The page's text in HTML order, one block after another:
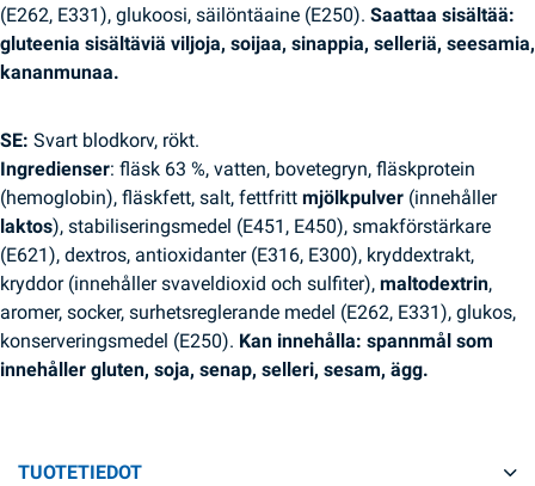
(E262, E331), glukoosi, säilöntäaine (E250). Saattaa sisältää:
gluteenia sisältäviä viljoja, soijaa, sinappia, selleriä, seesamia,
kananmunaa.
SE: Svart blodkorv, rökt.
Ingredienser: fläsk 63 %, vatten, bovetegryn, fläskprotein
(hemoglobin), fläskfett, salt, fettfritt mjölkpulver (innehåller
laktos), stabiliseringsmedel (E451, E450), smakförstärkare
(E621), dextros, antioxidanter (E316, E300), kryddextrakt,
kryddor (innehåller svaveldioxid och sulfiter), maltodextrin,
aromer, socker, surhetsreglerande medel (E262, E331), glukos,
konserveringsmedel (E250). Kan innehålla: spannmål som
innehåller gluten, soja, senap, selleri, sesam, ägg.
TUOTETIEDOT